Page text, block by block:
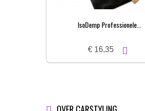
IsoDemp Professionele...
€ 16,35